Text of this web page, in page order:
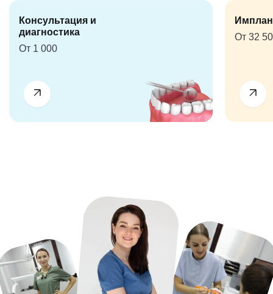
Консультация и
диагностика
От 1 000
От 32